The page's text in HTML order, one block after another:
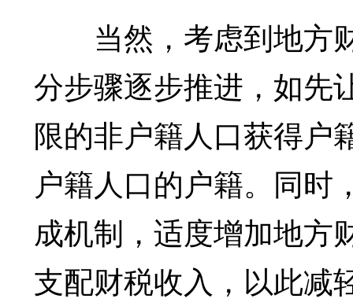
当然，考虑到地方
分步骤逐步推进，如先
限的非户籍人口获得户
户籍人口的户籍。同时
成机制，适度增加地方
支配财税收入，以此减